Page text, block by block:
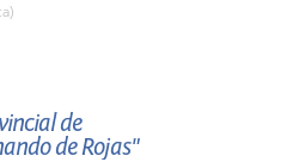
de
de Rojas"